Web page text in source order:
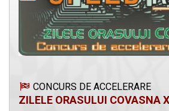
CONCURS DE ACCELERARE
ZILELE ORASULUI COVASNA